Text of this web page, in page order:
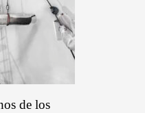
de los